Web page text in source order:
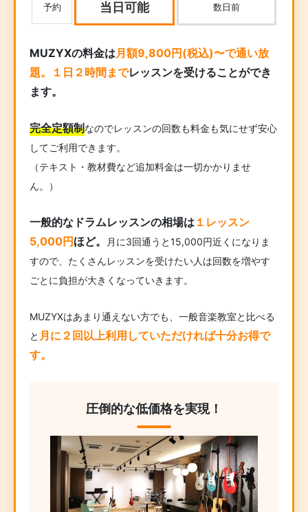
予約 当日可能 数日前
MUZYXの料金は 月額9,800円(税込)〜で通い放
題。１日２時間までレッスンを受けることができ
ます。
完全定額制なのでレッスンの回数も料金も気にせず安心
してご利用できます。
（テキスト・教材費など追加料金は一切かかりませ
ん。）
一般的なドラムレッスンの相場は １レッスン
5,000円ほど。
月に3回通うと15,000円近くになりま
すので、たくさんレッスンを受けたい人は回数を増やす
ごとに負担が大きくなっていきます。
MUZYXはあまり通えない方でも、一般音楽教室と比べる
と 月に２回以上利用していただければ十分お得で
す。
圧倒的な低価格を実現！